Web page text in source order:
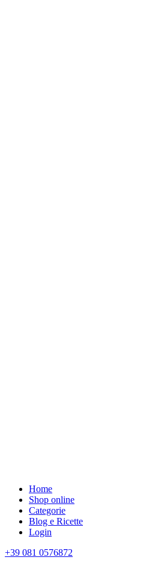
Home
Shop online
Categorie
Blog e Ricette
Login
+39 081 0576872